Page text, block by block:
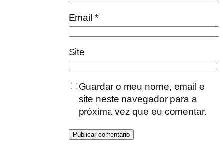
Email *
Site
Guardar o meu nome, email e
site neste navegador para a
próxima vez que eu comentar.